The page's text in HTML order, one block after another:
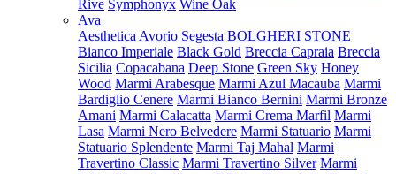
Rive Symphonyx Wine Oak
Ava
Aesthetica Avorio Segesta BOLGHERI STONE
Bianco Imperiale Black Gold Breccia Capraia Breccia
Sicilia Copacabana Deep Stone Green Sky Honey
Wood Marmi Arabesque Marmi Azul Macauba Marmi
Bardiglio Cenere Marmi Bianco Bernini Marmi Bronze
Amani Marmi Calacatta Marmi Crema Marfil Marmi
Lasa Marmi Nero Belvedere Marmi Statuario Marmi
Statuario Splendente Marmi Taj Mahal Marmi
Travertino Classic Marmi Travertino Silver Marmi